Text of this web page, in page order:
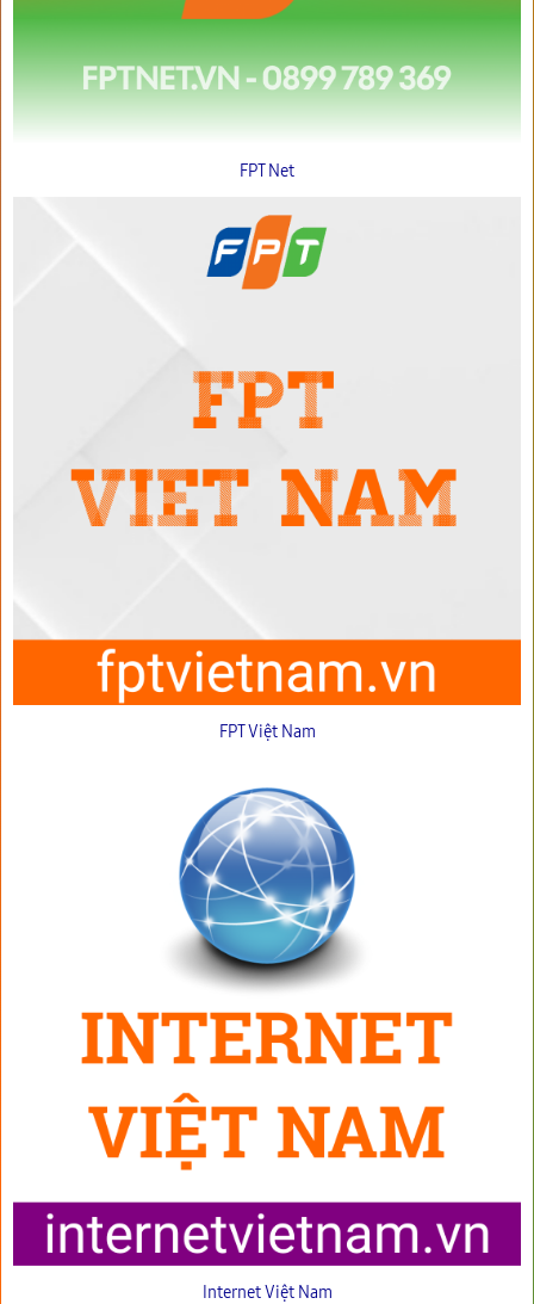
FPT Net
FPT Việt Nam
Internet Việt Nam